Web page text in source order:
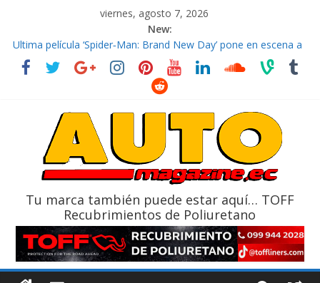
viernes, agosto 7, 2026
New:
El costo de tener un vehículo gana protagonismo a la hora de
decidir
Ultima película ‘Spider‑Man: Brand New Day’ pone en escena a
La Vuelta al Ecuador 2026, edición 47ª, recorre 7 provincias en 8
La FEDAK recibe 12 Sinotruk Bolden para cubrir las rutas de La
Tu marca también puede estar aquí… TOFF
Recubrimientos de Poliuretano